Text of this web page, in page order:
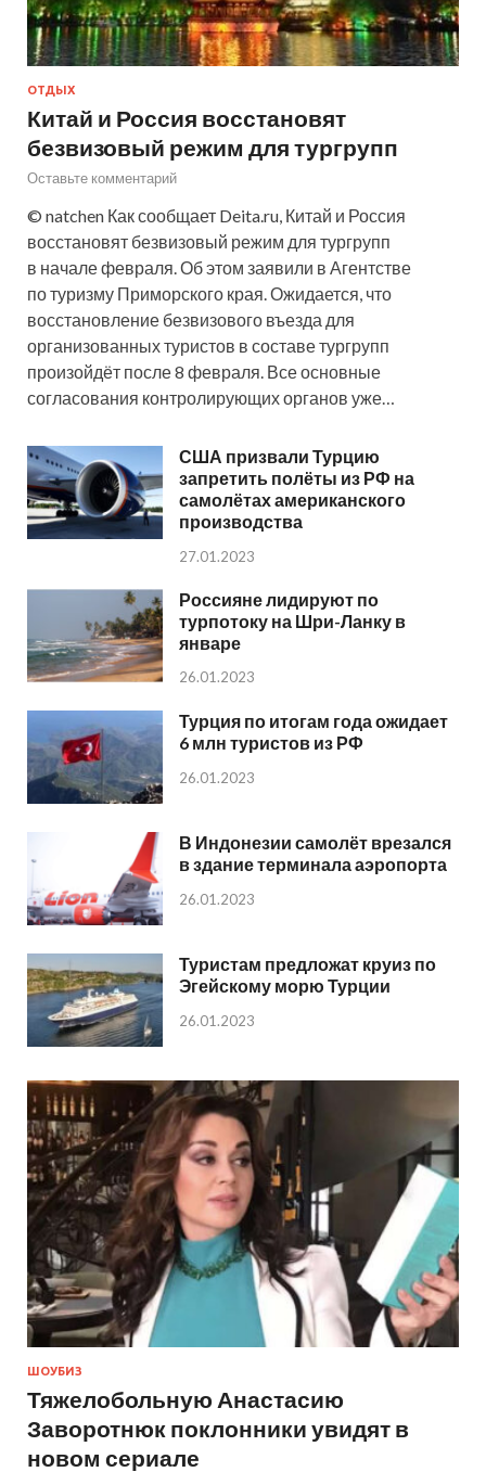
ОТДЫХ
Китай и Россия восстановят
безвизовый режим для тургрупп
Оставьте комментарий
© natchen Как сообщает Deita.ru, Китай и Россия
восстановят безвизовый режим для тургрупп
в начале февраля. Об этом заявили в Агентстве
по туризму Приморского края. Ожидается, что
восстановление безвизового въезда для
организованных туристов в составе тургрупп
произойдёт после 8 февраля. Все основные
согласования контролирующих органов уже…
США призвали Турцию
запретить полёты из РФ на
самолётах американского
производства
27.01.2023
Россияне лидируют по
турпотоку на Шри-Ланку в
январе
26.01.2023
Турция по итогам года ожидает
6 млн туристов из РФ
26.01.2023
В Индонезии самолёт врезался
в здание терминала аэропорта
26.01.2023
Туристам предложат круиз по
Эгейскому морю Турции
26.01.2023
ШОУБИЗ
Тяжелобольную Анастасию
Заворотнюк поклонники увидят в
новом сериале